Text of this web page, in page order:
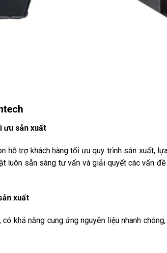
ưu sản xuất
hỗ trợ khách hàng tối ưu quy trình sản xuất,
luôn sẵn sàng tư vấn và giải quyết các vấn
xuất
khả năng cung ứng nguyên liệu nhanh